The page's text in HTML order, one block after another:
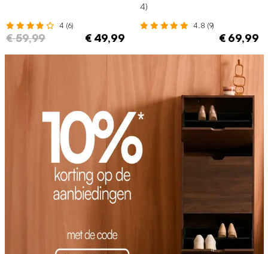
4 (6)
€ 59,99 € 49,99
4)
4.8 (9)
€ 69,99